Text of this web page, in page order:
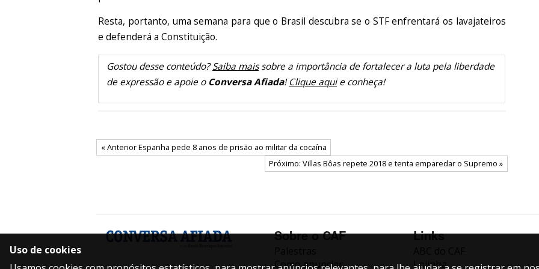
Resta, portanto, uma semana para que o Brasil descubra se o STF enfrentará os lavajateiros
e defenderá a Constituição.
Gostou desse conteúdo?Saiba maissobre a importância de fortalecer a luta pela liberdade
de expressão e apoie o Conversa Afiada!Clique aquie conheça!
« Anterior Espanha pede 8 anos de prisão ao militar da cocaína
Próximo: Villas Bôas repete 2018 e tenta emparedar o Supremo »
Sobre o CAF
Como anunciar
Links
Lojinha
Uso de cookies